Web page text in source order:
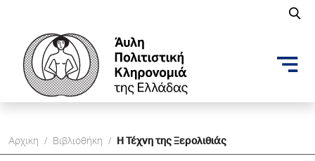
Αρχικη / Βιβλιοθήκη / H Τέχνη της Ξερολιθιάς